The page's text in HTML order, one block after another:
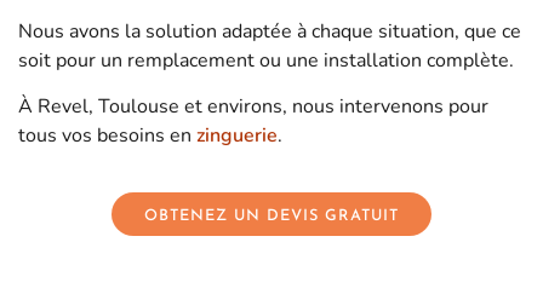
Nous avons la solution adaptée à chaque situation, que ce
soit pour un remplacement ou une installation complète.
À Revel, Toulouse et environs, nous intervenons pour
tous vos besoins en zinguerie.
OBTENEZ UN DEVIS GRATUIT